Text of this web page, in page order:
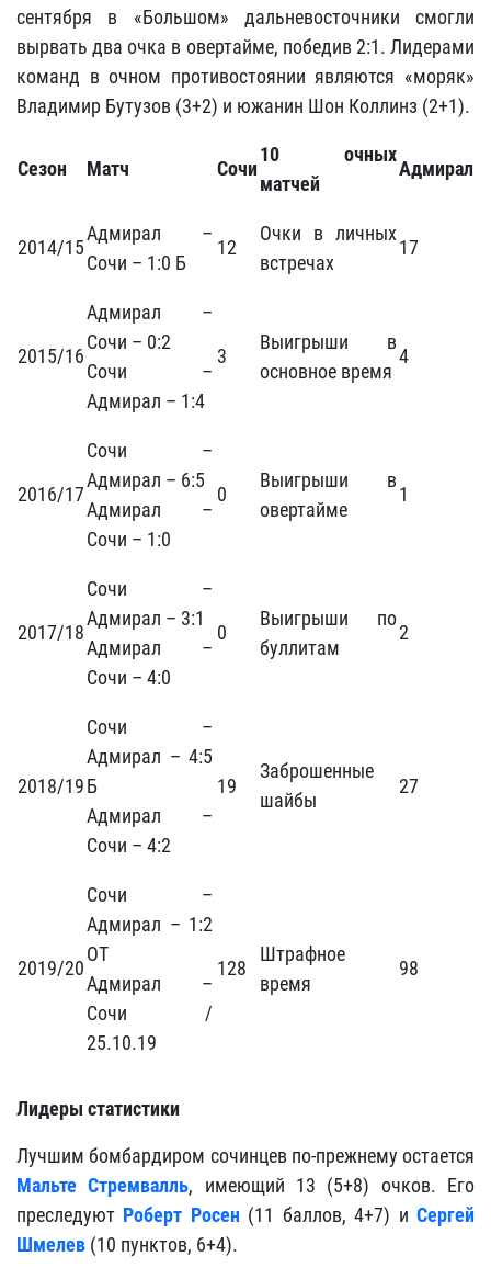
сентября в «Большом» дальневосточники смогли
вырвать два очка в овертайме, победив 2:1. Лидерами
команд в очном противостоянии являются «моряк»
Владимир Бутузов (3+2) и южанин Шон Коллинз (2+1).
Сезон Матч Сочи
10 очных
матчей
Адмирал
2014/15
Адмирал –
Сочи – 1:0 Б
12
Очки в личных
встречах
17
2015/16
Адмирал –
Сочи – 0:2
Сочи –
Адмирал – 1:4
3
Выигрыши в
основное время
4
2016/17
Сочи –
Адмирал – 6:5
Адмирал –
Сочи – 1:0
0
Выигрыши в
овертайме
1
2017/18
Сочи –
Адмирал – 3:1
Адмирал –
Сочи – 4:0
0
Выигрыши по
буллитам
2
2018/19
Сочи –
Адмирал – 4:5
Б
Адмирал –
Сочи – 4:2
19
Заброшенные
шайбы
27
2019/20
Сочи –
Адмирал – 1:2
ОТ
Адмирал –
Сочи /
25.10.19
128
Штрафное
время
98
Лидеры статистики
Лучшим бомбардиром сочинцев по-прежнему остается
Мальте Стремвалль, имеющий 13 (5+8) очков. Его
преследуют Роберт Росен (11 баллов, 4+7) иСергей
Шмелев (10 пунктов, 6+4).